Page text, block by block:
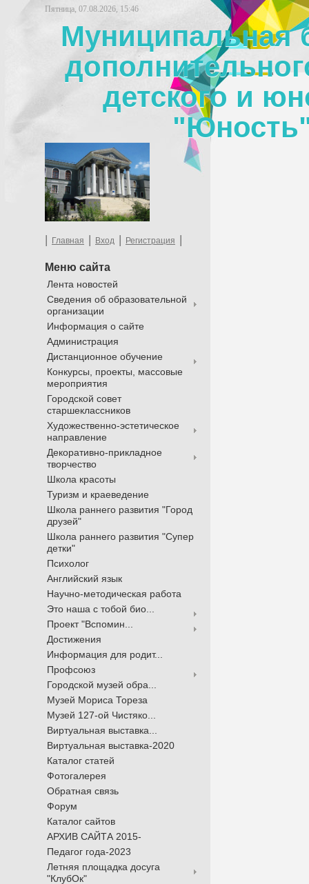
Пятница, 07.08.2026, 15:46
Муниципальная
детского и
| Главная | Вход | Регистрация |
Меню сайта
Лента новостей
Сведения об образовательной
организации
Информация о сайте
Администрация
Дистанционное обучение
Конкурсы, проекты, массовые
мероприятия
Городской совет
старшеклассников
Художественно-эстетическое
направление
Декоративно-прикладное
творчество
Школа красоты
Туризм и краеведение
Школа раннего развития "Город
друзей"
Школа раннего развития "Супер
детки"
Психолог
Английский язык
Научно-методическая работа
Это наша с тобой био...
Проект "Вспомин...
Достижения
Информация для родит...
Профсоюз
Городской музей обра...
Музей Мориса Тореза
Музей 127-ой Чистяко...
Виртуальная выставка...
Виртуальная выставка-2020
Каталог статей
Фотогалерея
Обратная связь
Форум
Каталог сайтов
АРХИВ САЙТА 2015-
Педагог года-2023
Летняя площадка досуга
"КлубОк"